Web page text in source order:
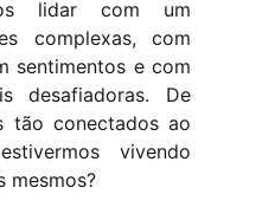
lidar com um
complexas, com
sentimentos e com
desafiadoras. De
tão conectados ao
vivendo
mesmos?